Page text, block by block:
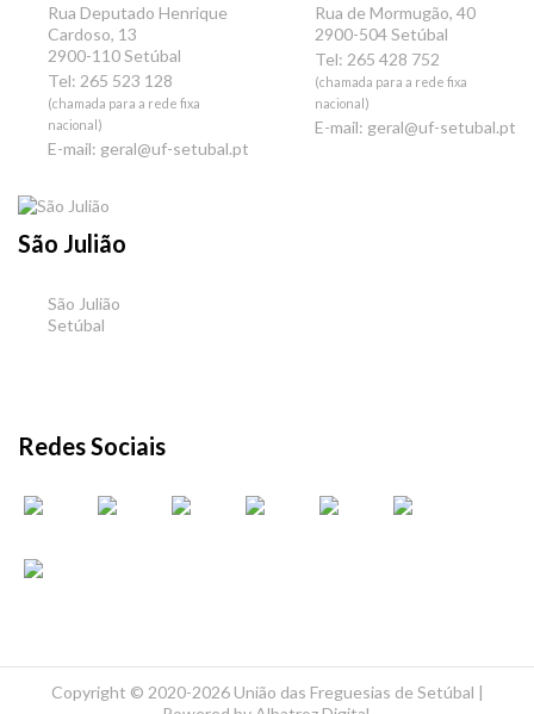
Rua Deputado Henrique
Cardoso, 13
2900-110 Setúbal
Tel: 265 523 128
(chamada para a rede fixa
nacional)
E-mail: geral@uf-setubal.pt
Rua de Mormugão, 40
2900-504 Setúbal
Tel: 265 428 752
(chamada para a rede fixa
nacional)
E-mail: geral@uf-setubal.pt
São Julião
São Julião
Setúbal
Redes Sociais
Copyright © 2020-2026 União das Freguesias de Setúbal |